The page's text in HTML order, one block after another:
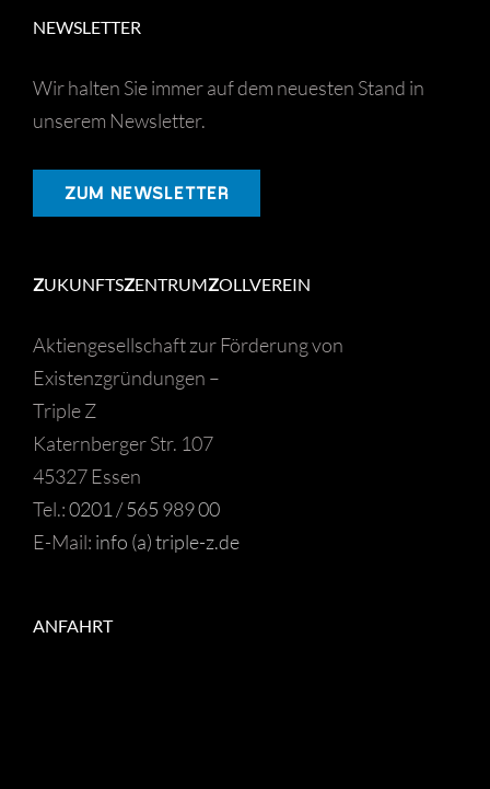
NEWSLETTER
Wir halten Sie immer auf dem neuesten Stand in
unserem Newsletter.
ZUM NEWSLETTER
ZUKUNFTSZENTRUMZOLLVEREIN
Aktiengesellschaft zur Förderung von
Existenzgründungen –
Triple Z
Katernberger Str. 107
45327 Essen
Tel.:0201 / 565 989 00
E-Mail: info (a) triple-z.de
ANFAHRT